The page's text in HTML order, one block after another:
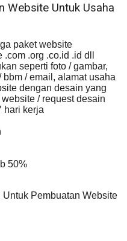
Website Untuk Usaha
paket website
.org .co.id .id dll
seperti foto / gambar,
/ email, alamat usaha
dengan desain yang
/ request desain
hari kerja
50%
Pembuatan Website